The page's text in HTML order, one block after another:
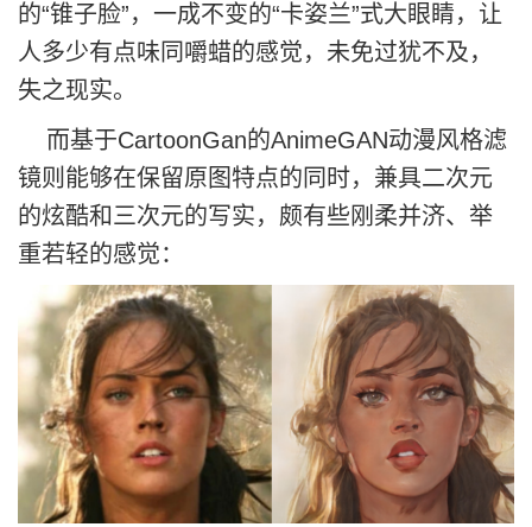
的“锥子脸”，一成不变的“卡姿兰”式大眼睛，让
人多少有点味同嚼蜡的感觉，未免过犹不及，
失之现实。
而基于CartoonGan的AnimeGAN动漫风格滤
镜则能够在保留原图特点的同时，兼具二次元
的炫酷和三次元的写实，颇有些刚柔并济、举
重若轻的感觉：